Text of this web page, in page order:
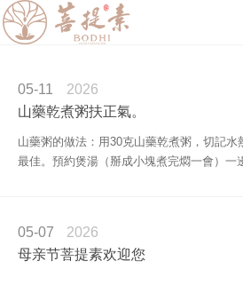
05-11
2026
山藥乾煮粥扶正氣。
山藥粥的做法：用30克山藥乾煮粥，切記水
最佳。預約煲湯（掰成小塊煮完燜一會）一
05-07
2026
母亲节菩提素欢迎您